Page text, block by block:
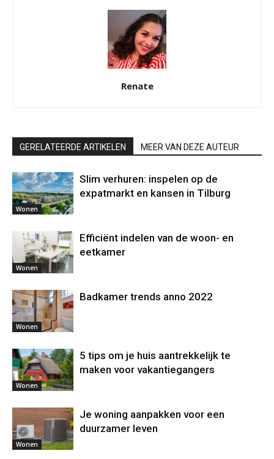
Renate
GERELATEERDE ARTIKELEN MEER VAN DEZE AUTEUR
Wonen
Slim verhuren: inspelen op de
expatmarkt en kansen in Tilburg
Wonen
Efficiënt indelen van de woon- en
eetkamer
Wonen
Badkamer trends anno 2022
Wonen
5 tips om je huis aantrekkelijk te
maken voor vakantiegangers
Wonen
Je woning aanpakken voor een
duurzamer leven